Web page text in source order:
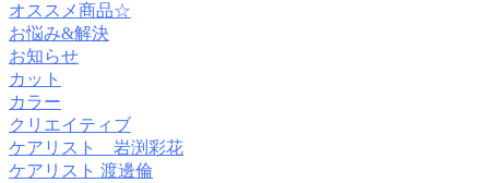
オススメ商品☆
お悩み&解決
お知らせ
カット
カラー
クリエイティブ
ケアリスト 岩渕彩花
ケアリスト 渡邊倫